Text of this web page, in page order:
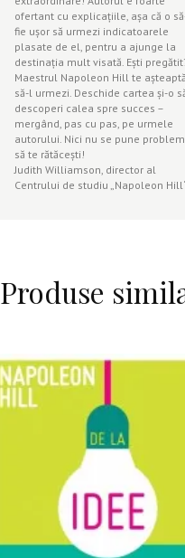
ofertant cu explicaţiile, aşa că o
fie uşor să urmezi indicatoarele
plasate de el, pentru a ajunge la
destinaţia mult visată. Eşti
Maestrul Napoleon Hill te aşteaptă
să-l urmezi. Deschide cartea şi-o
descoperi calea spre succes –
mergând, pas cu pas, pe urmele
autorului. Nici nu se pune
să te rătăceşti!
Judith Williamson, director al
Centrului de studiu „Napoleon
Produse